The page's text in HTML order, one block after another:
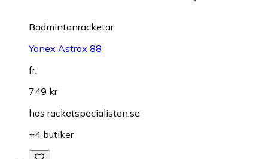
Badmintonracketar
Yonex Astrox 88
fr.
749 kr
hos racketspecialisten.se
+4 butiker